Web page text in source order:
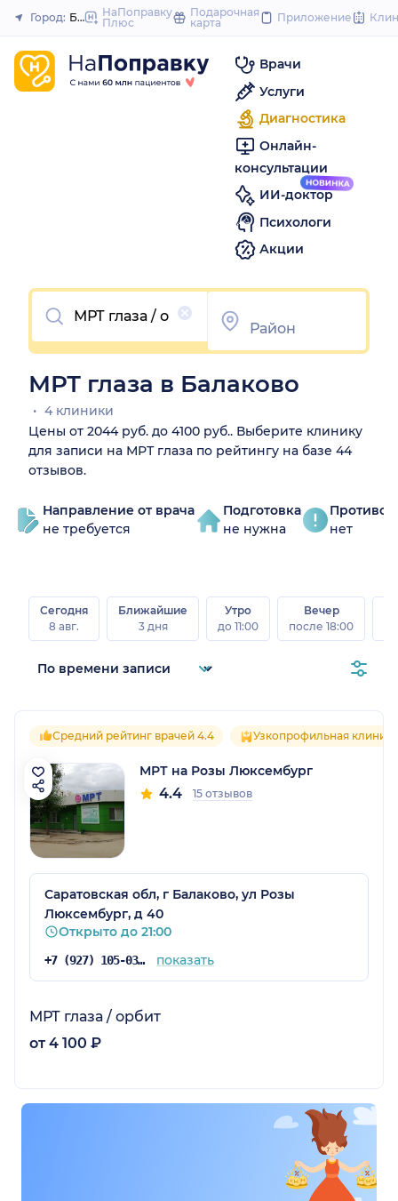
to
Закрыть
Город: БалаковоНаПоправку
Плюс
Подарочная
карта
Приложение
Врачи
Услуги
Диагностика
Онлайн-
консультации
ИИ-доктор
Психологи
Акции
Очистить
МРТ глаза в Балаково
4 клиники
Цены от 2044 руб. до 4100 руб.. Выберите клинику
для записи на МРТ глаза по рейтингу на базе 44
отзывов.
Направление от врача
не требуется
Подготовка
не нужна
нет
Сегодня
8 авг.
Ближайшие
3 дня
Утро
до 11:00
Вечер
после 18:00
Средний рейтинг врачей 4.4 Узкопрофильная клиника
МРТ на Розы Люксембург
4.4 15 отзывов
Саратовская обл, г Балаково, ул Розы
Люксембург, д 40
Открыто до 21:00
+7 (927) 105-03-03 показать
МРТ глаза / орбит
от 4 100 ₽